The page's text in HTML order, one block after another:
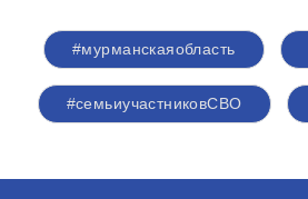
#мурманскаяобласть
#семьиучастниковСВО